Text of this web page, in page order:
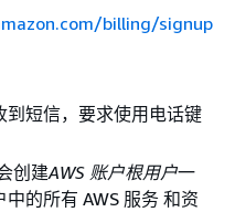
billing/signup
短信，要求使用电话键
创建AWS 账户根用户一
的所有 AWS 服务 和资